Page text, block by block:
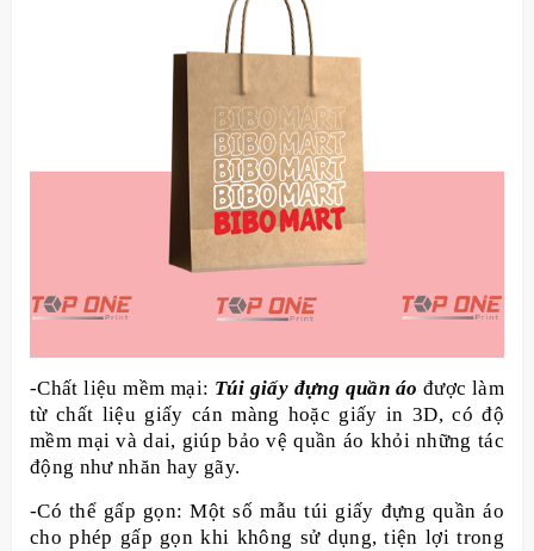
-Chất liệu mềm mại: Túi giấy đựng quần áo được làm
từ chất liệu giấy cán màng hoặc giấy in 3D, có độ
mềm mại và dai, giúp bảo vệ quần áo khỏi những tác
động như nhăn hay gãy.
-Có thể gấp gọn: Một số mẫu túi giấy đựng quần áo
cho phép gấp gọn khi không sử dụng, tiện lợi trong